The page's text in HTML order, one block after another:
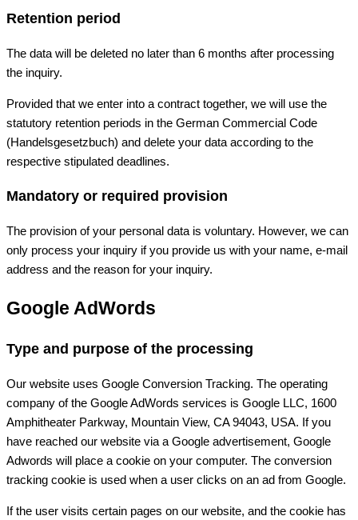
Retention period
The data will be deleted no later than 6 months after processing
the inquiry.
Provided that we enter into a contract together, we will use the
statutory retention periods in the German Commercial Code
(Handelsgesetzbuch) and delete your data according to the
respective stipulated deadlines.
Mandatory or required provision
The provision of your personal data is voluntary. However, we can
only process your inquiry if you provide us with your name, e-mail
address and the reason for your inquiry.
Google AdWords
Type and purpose of the processing
Our website uses Google Conversion Tracking. The operating
company of the Google AdWords services is Google LLC, 1600
Amphitheater Parkway, Mountain View, CA 94043, USA. If you
have reached our website via a Google advertisement, Google
Adwords will place a cookie on your computer. The conversion
tracking cookie is used when a user clicks on an ad from Google.
If the user visits certain pages on our website, and the cookie has